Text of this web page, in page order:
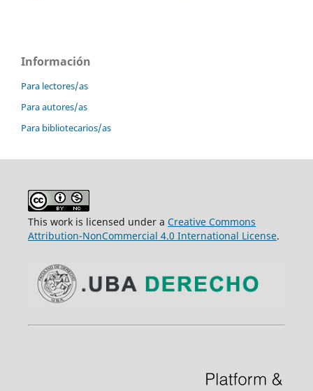
Información
Para lectores/as
Para autores/as
Para bibliotecarios/as
This work is licensed under a Creative Commons
Attribution-NonCommercial 4.0 International License.